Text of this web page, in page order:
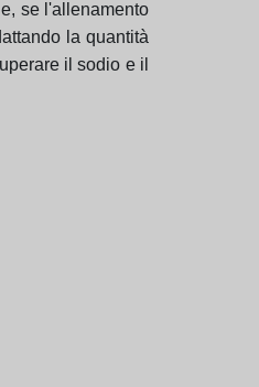
se l'allenamento
la quantità
il sodio e il